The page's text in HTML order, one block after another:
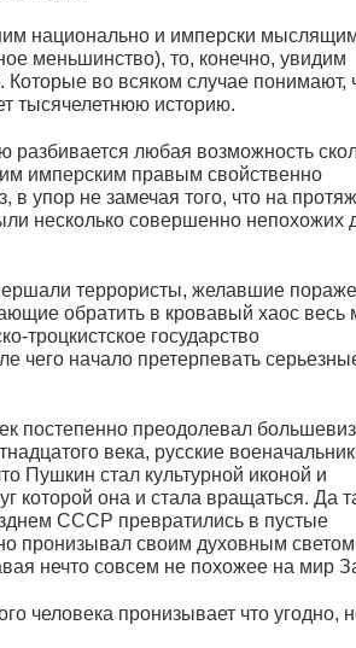
национально и имперски
меньшинство), то, конечно, увидим
во всяком случае понимают,
тысячелетнюю историю.
разбивается любая возможность
имперским правым свойственно
в упор не замечая того, что на
несколько совершенно непохожих
террористы, желавшие
обратить в кровавый хаос весь
троцкистское государство
чего начало претерпевать
постепенно преодолевал
века, русские
Пушкин стал культурной иконой и
которой она и стала вращаться. Да
СССР превратились в пустые
пронизывал своим духовным
нечто совсем не похожее на мир
человека пронизывает что угодно,